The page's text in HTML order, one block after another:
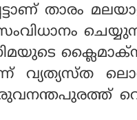
താരം
വ്യത്യസ്ത